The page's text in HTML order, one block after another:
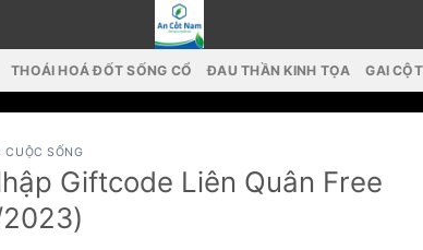
THOÁI HOÁ ĐỐT SỐNG CỔ ĐAU THẦN KINH TỌA GAI
CUỘC SỐNG
Giftcode Liên Quân Free